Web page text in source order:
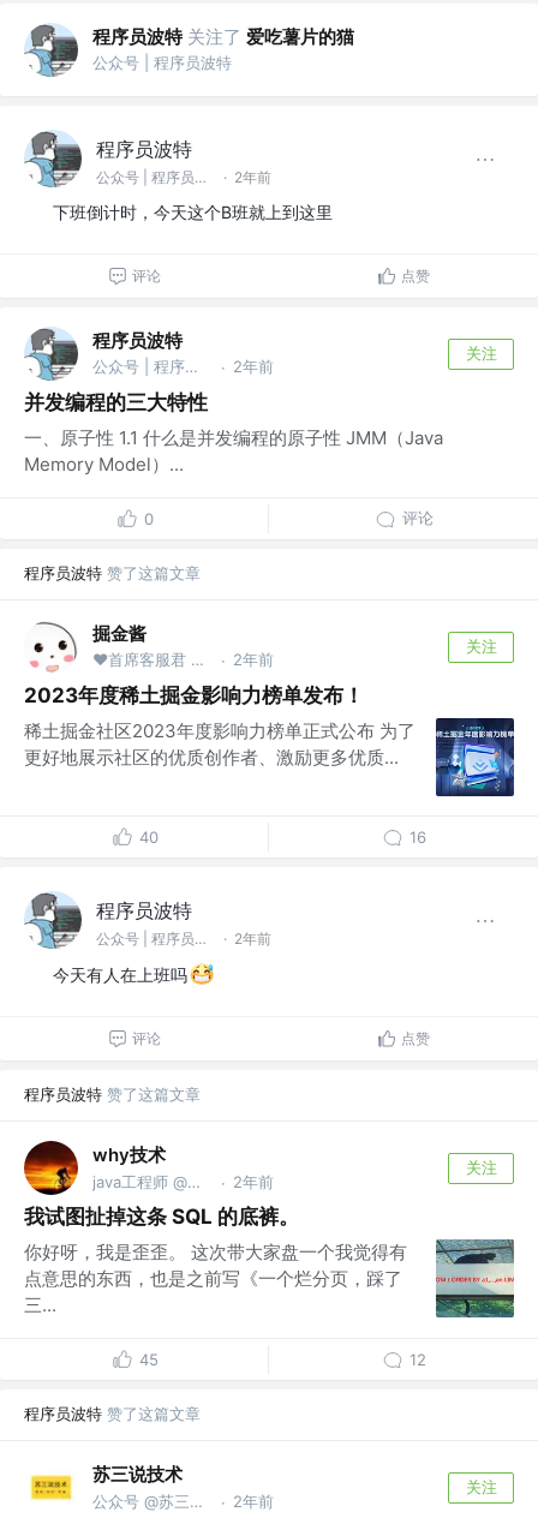
程序员波特 关注了 爱吃薯片的猫
公众号 | 程序员波特
程序员波特
公众号 | 程序员波特 · 2年前
下班倒计时，今天这个B班就上到这里
评论 点赞
程序员波特
公众号 | 程序员波特 · 2年前
关注
并发编程的三大特性
一、原子性 1.1 什么是并发编程的原子性 JMM（Java
Memory Model）...
0 评论
程序员波特 赞了这篇文章
掘金酱
❤首席客服君 @掘金 · 2年前
关注
2023年度稀土掘金影响力榜单发布！
稀土掘金社区2023年度影响力榜单正式公布 为了
更好地展示社区的优质创作者、激励更多优质...
40 16
程序员波特
公众号 | 程序员波特 · 2年前
今天有人在上班吗
评论 点赞
程序员波特 赞了这篇文章
why技术
java工程师 @公众号【why技术】 · 2年前
关注
我试图扯掉这条 SQL 的底裤。
你好呀，我是歪歪。 这次带大家盘一个我觉得有
点意思的东西，也是之前写《一个烂分页，踩了
三...
45 12
程序员波特 赞了这篇文章
苏三说技术
公众号 @苏三说技术｜susan.net.cn · 2年前
关注